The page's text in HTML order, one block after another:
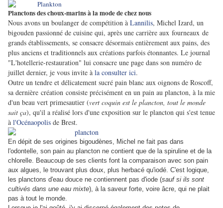
Planctons des choux-marins à la mode de chez nous
Nous avons un boulanger de compétition à Lannilis, Michel Izard, un
bigouden passionné de cuisine qui, après une carrière aux fourneaux de
grands établissements, se consacre désormais entièrement aux pains, des
plus anciens et traditionnels aux créations parfois étonnantes. Le journal
"L'hotellerie-restauration" lui consacre une page dans son numéro de
juillet dernier, je vous invite à la consulter ici.
Outre un tendre et délicatement sucré pain blanc aux oignons de Roscoff,
sa dernière création consiste précisément en un pain au plancton, à la mie
d'un beau vert primesautier (vert coquin est le plancton, tout le monde
sait ça), qu'il a réalisé lors d'une exposition sur le plancton qui s'est tenue
à l'Océnaopolis de Brest.
En dépit de ses origines bigoudènes, Michel ne fait pas dans
l'odontelle, son pain au plancton ne contient que de la spiruline et de la
chlorelle. Beaucoup de ses clients font la comparaison avec son pain
aux algues, le trouvant plus doux, plus herbacé qu'iodé. C'est logique,
les planctons d'eau douce ne contiennent pas d'iode (sauf si ils sont
cultivés dans une eau mixte), à la saveur forte, voire âcre, qui ne plait
pas à tout le monde.